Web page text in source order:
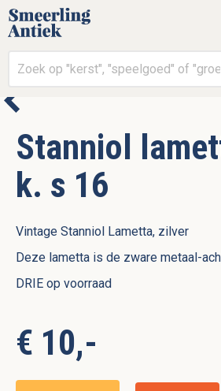
Stanniol
k. s 16
Vintage Stanniol Lametta, zilver
Deze lametta is de zware metaal-
DRIE op voorraad
€ 10,-